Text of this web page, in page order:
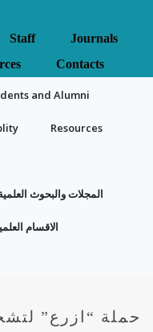
Staff
Journals
Contacts
and Alumni
Resources
المجلات والبحوث
الاقسام
حملة “ازرع”